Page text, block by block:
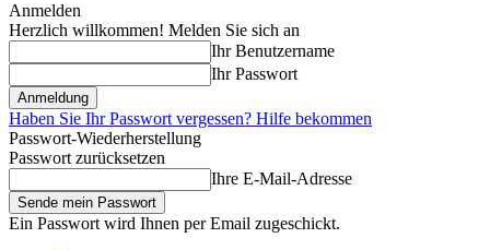
Anmelden
Herzlich willkommen! Melden Sie sich an
Ihr Benutzername
Ihr Passwort
Haben Sie Ihr Passwort vergessen? Hilfe bekommen
Passwort-Wiederherstellung
Passwort zurücksetzen
Ihre E-Mail-Adresse
Ein Passwort wird Ihnen per Email zugeschickt.